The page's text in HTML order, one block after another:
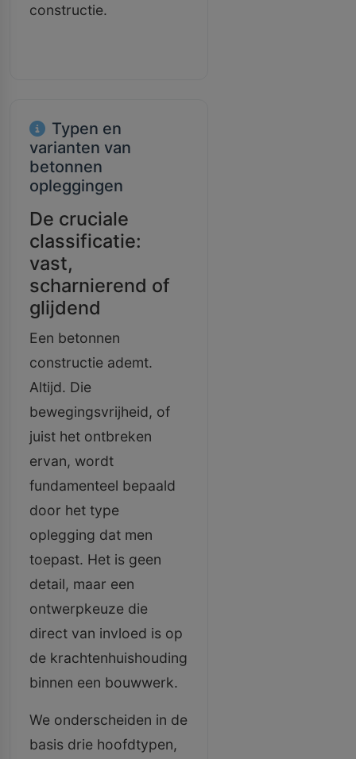
constructie.
Typen en
varianten van
betonnen
opleggingen
De cruciale
classificatie:
vast,
scharnierend of
glijdend
Een betonnen
constructie ademt.
Altijd. Die
bewegingsvrijheid, of
juist het ontbreken
ervan, wordt
fundamenteel bepaald
door het type
oplegging dat men
toepast. Het is geen
detail, maar een
ontwerpkeuze die
direct van invloed is op
de krachtenhuishouding
binnen een bouwwerk.
We onderscheiden in de
basis drie hoofdtypen,